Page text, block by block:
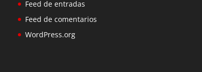
Feed de entradas
Feed de comentarios
WordPress.org